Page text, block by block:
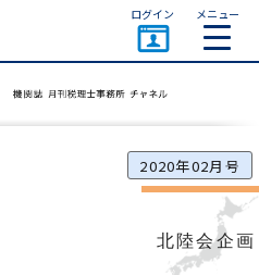
ログイン メニュー
北陸会企画
2020年02月号